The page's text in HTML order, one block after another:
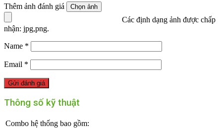
Thêm ảnh đánh giá
Các định dạng ảnh được chấp
nhận: jpg,png.
Name *
Email *
Thông số kỹ thuật
Combo hệ thống bao gồm: